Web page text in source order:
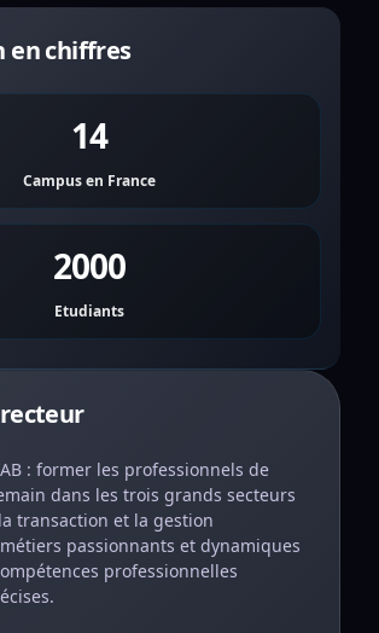
en chiffres
14
Campus en France
2000
Etudiants
: former les professionnels de
dans les trois grands secteurs
transaction et la gestion
passionnants et dynamiques
professionnelles